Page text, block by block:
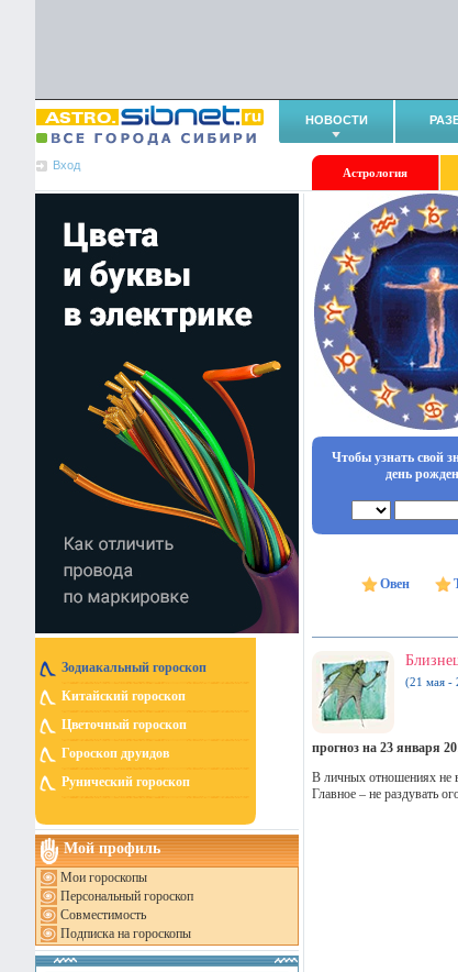
НОВОСТИ
Вход
Астрология
Зодиакальный гороскоп
Китайский гороскоп
Цветочный гороскоп
Гороскоп друидов
Рунический гороскоп
Мой профиль
Мои гороскопы
Персональный гороскоп
Совместимость
Подписка на гороскопы
Чтобы узнать свой
день
Овен
(21 мая -
прогноз на 23 января
В личных отношениях не
Главное – не раздувать